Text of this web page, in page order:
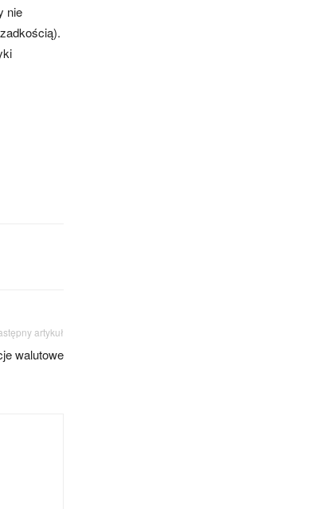
nie
artykuł
walutowe